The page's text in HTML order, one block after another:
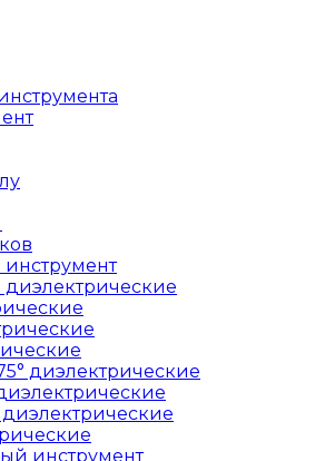
диэлектрические
инструмент